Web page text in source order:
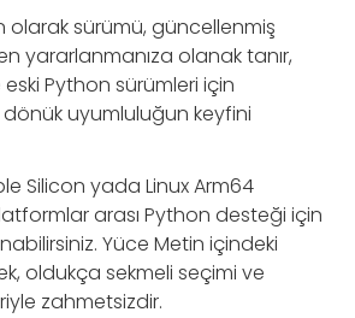
olarak sürümü, güncellenmiş
yararlanmanıza olanak tanır,
Python sürümleri için
uyumluluğun keyfini
Silicon yada Linux Arm64
arası Python desteği için
Yüce Metin içindeki
oldukça sekmeli seçimi ve
zahmetsizdir.